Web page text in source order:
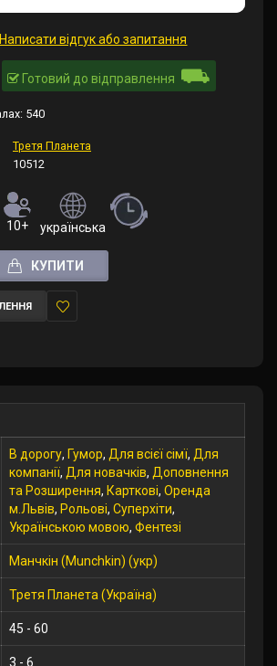
Написати відгук або запитання
Готовий до відправлення ⛟
540
Третя Планета
10512
10+ українська
КУПИТИ
В дорогу, Гумор, Для всієї сімї, Для
компанії, Для новачків, Доповнення
та Розширення, Карткові, Оренда
м.Львів, Рольові, Суперхіти,
Українською мовою, Фентезі
Манчкін (Munchkin) (укр)
Третя Планета (Україна)
45 - 60
3 - 6